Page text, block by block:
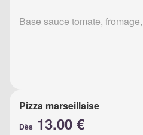
Base sauce tomate,
Pizza marseillaise
Dès 13.00 €